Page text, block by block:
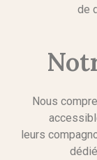
de
Nous
leurs